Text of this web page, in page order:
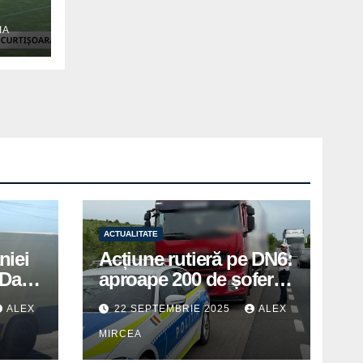
ALEX
ACTUALITATE
Acțiune rutieră pe DN6:
aproape 200 de șoferi
amendați de polițiștii
din Mihăilești
22 SEPTEMBRIE 2025 ALEX
MIRCEA